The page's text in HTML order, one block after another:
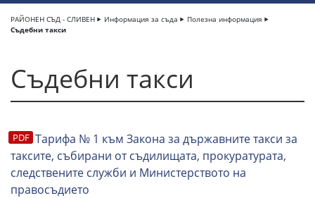
РАЙОНЕН СЪД - СЛИВЕН Информация за съда
Полезна информация
Съдебни такси
Съдебни такси
Тарифа № 1 към Закона за държавните такси за
таксите, събирани от съдилищата, прокуратурата,
следствените служби и Министерството на
правосъдието